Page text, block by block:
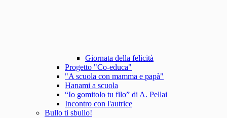
Giornata della felicità
Progetto "Co-educa"
"A scuola con mamma e papà"
Hanami a scuola
“Io gomitolo tu filo” di A. Pellai
Incontro con l'autrice
Bullo ti sbullo!